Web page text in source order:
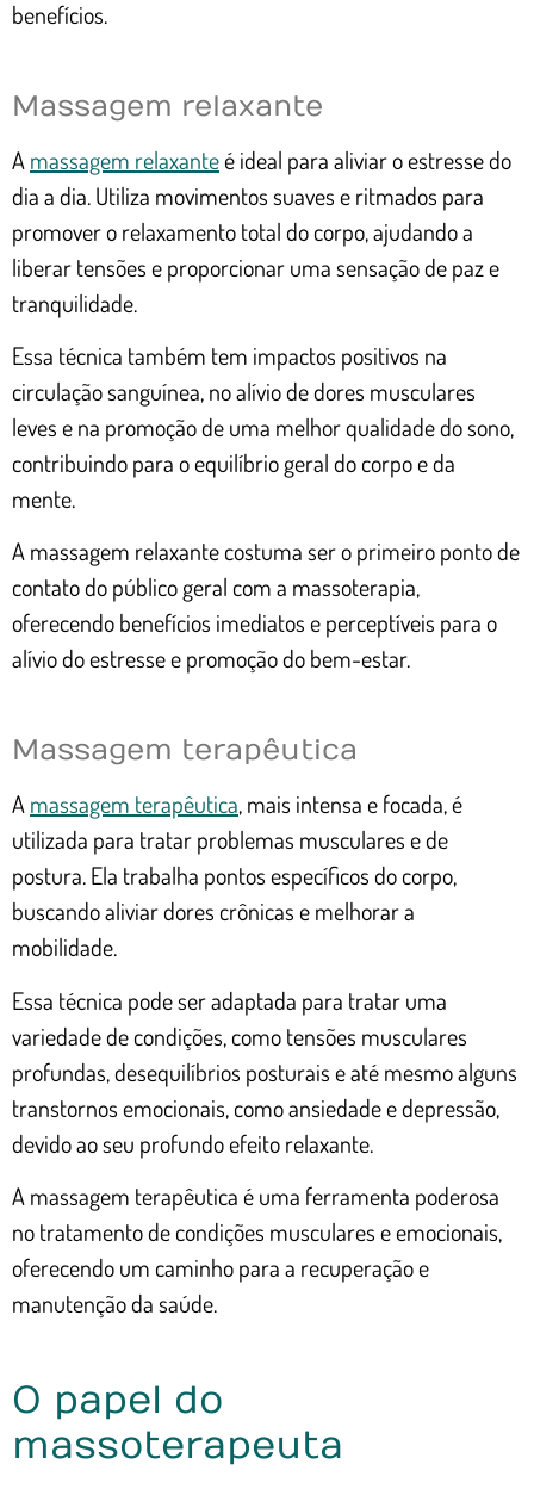
benefícios.
Massagem relaxante
Amassagem relaxanteé ideal para aliviar o estresse do
dia a dia. Utiliza movimentos suaves e ritmados para
promover o relaxamento total do corpo, ajudando a
liberar tensões e proporcionar uma sensação de paz e
tranquilidade.
Essa técnica também tem impactos positivos na
circulação sanguínea, no alívio de dores musculares
leves e na promoção de uma melhor qualidade do sono,
contribuindo para o equilíbrio geral do corpo e da
mente.
A massagem relaxante costuma ser o primeiro ponto de
contato do público geral com a massoterapia,
oferecendo benefícios imediatos e perceptíveis para o
alívio do estresse e promoção do bem-estar.
Massagem terapêutica
Amassagem terapêutica, mais intensa e focada, é
utilizada para tratar problemas musculares e de
postura. Ela trabalha pontos específicos do corpo,
buscando aliviar dores crônicas e melhorar a
mobilidade.
Essa técnica pode ser adaptada para tratar uma
variedade de condições, como tensões musculares
profundas, desequilíbrios posturais e até mesmo alguns
transtornos emocionais, como ansiedade e depressão,
devido ao seu profundo efeito relaxante.
A massagem terapêutica é uma ferramenta poderosa
no tratamento de condições musculares e emocionais,
oferecendo um caminho para a recuperação e
manutenção da saúde.
O papel do
massoterapeuta